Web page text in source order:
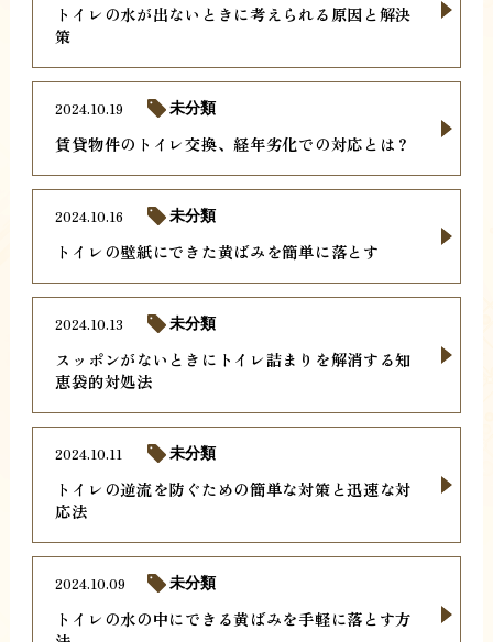
トイレの水が出ないときに考えられる原因と解決
策
賃貸物件のトイレ交換、経年劣化での対応とは？
2024.10.19 未分類
トイレの壁紙にできた黄ばみを簡単に落とす
2024.10.16 未分類
スッポンがないときにトイレ詰まりを解消する知
恵袋的対処法
2024.10.13 未分類
トイレの逆流を防ぐための簡単な対策と迅速な対
応法
2024.10.11 未分類
トイレの水の中にできる黄ばみを手軽に落とす方
2024.10.09 未分類